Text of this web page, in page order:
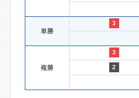
単勝
3
複勝
3
2